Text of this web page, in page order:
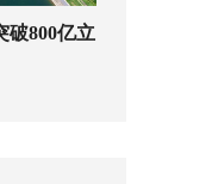
破800亿立